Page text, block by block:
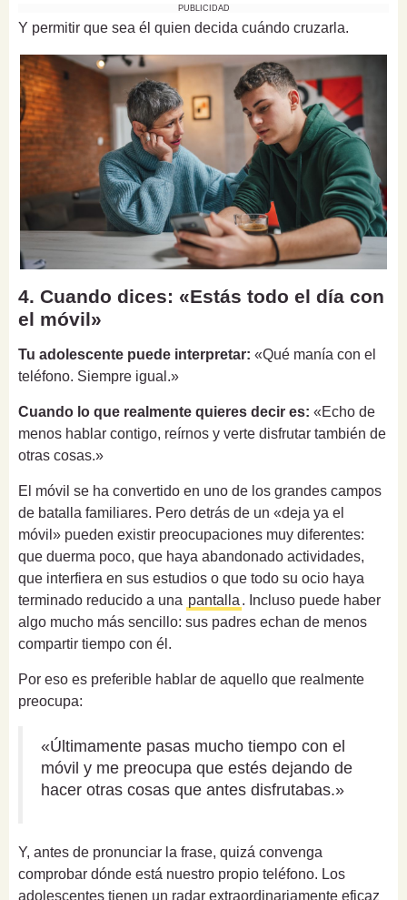
PUBLICIDAD
Y permitir que sea él quien decida cuándo cruzarla.
4. Cuando dices: «Estás todo el día con
el móvil»
Tu adolescente puede interpretar: «Qué manía con el
teléfono. Siempre igual.»
Cuando lo que realmente quieres decir es: «Echo de
menos hablar contigo, reírnos y verte disfrutar también de
otras cosas.»
El móvil se ha convertido en uno de los grandes campos
de batalla familiares. Pero detrás de un «deja ya el
móvil» pueden existir preocupaciones muy diferentes:
que duerma poco, que haya abandonado actividades,
que interfiera en sus estudios o que todo su ocio haya
terminado reducido a una pantalla . Incluso puede haber
algo mucho más sencillo: sus padres echan de menos
compartir tiempo con él.
Por eso es preferible hablar de aquello que realmente
preocupa:
«Últimamente pasas mucho tiempo con el
móvil y me preocupa que estés dejando de
hacer otras cosas que antes disfrutabas.»
Y, antes de pronunciar la frase, quizá convenga
comprobar dónde está nuestro propio teléfono. Los
adolescentes tienen un radar extraordinariamente eficaz